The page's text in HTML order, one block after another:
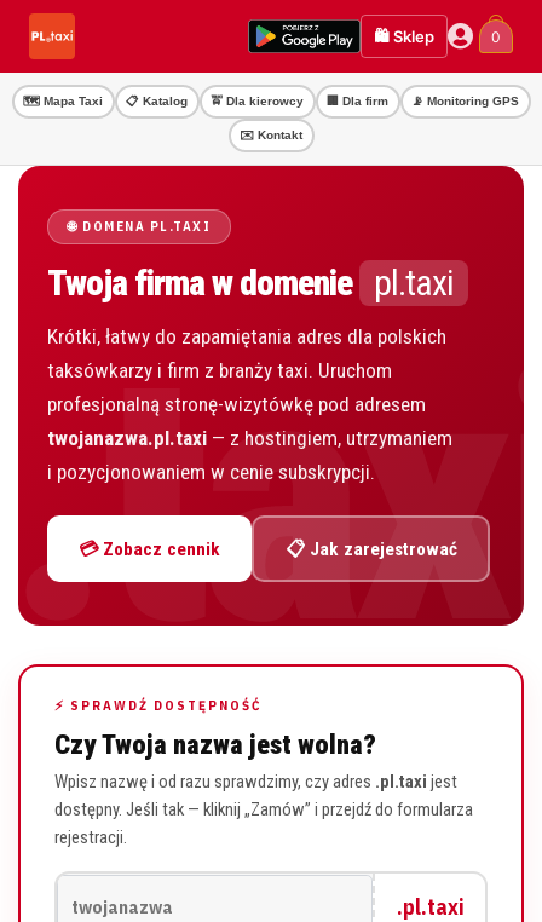
Przejdź
nawigacji
Przejdź
treści
🛍️ Sklep 0
🗺️ Mapa Taxi 📋 Katalog 🚖 Dla kierowcy 🏢 Dla firm 📡 Monitoring GPS
✉️ Kontakt
🌐 DOMENA PL.TAXI
Twoja firma w domenie pl.taxi
Krótki, łatwy do zapamiętania adres dla polskich
taksówkarzy i firm z branży taxi. Uruchom
profesjonalną stronę-wizytówkę pod adresem
twojanazwa.pl.taxi — z hostingiem, utrzymaniem
i pozycjonowaniem w cenie subskrypcji.
💳 Zobacz cennik 📋 Jak zarejestrować
⚡ SPRAWDŹ DOSTĘPNOŚĆ
Czy Twoja nazwa jest wolna?
Wpisz nazwę i od razu sprawdzimy, czy adres .pl.taxi jest
dostępny. Jeśli tak — kliknij „Zamów” i przejdź do formularza
rejestracji.
.pl.taxi